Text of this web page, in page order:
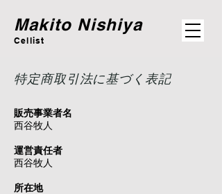
Makito Nishiya
Cellist
特定商取引法に基づく表記
販売事業者名
西谷​牧人
運営責任者
西谷牧人
所在地